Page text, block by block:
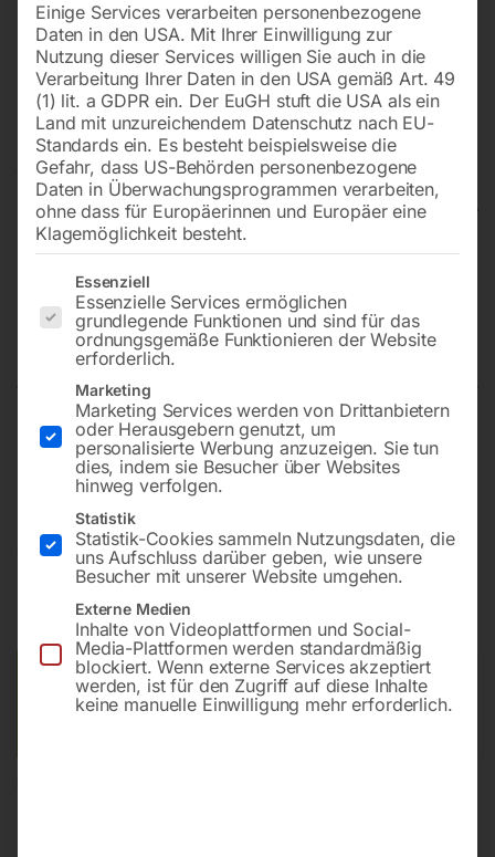
Gewindeschneidmaschine GS
1000-12 P
Schnelles und präzises Gewindeschneiden mit frei
positionierbarem Schwenkarm
720,00
Lieferzeit:
ca. 5 - 10 Werktage
Versandkosten Standard (Österreich):€40,00
Bitte beachten Sie: Die Versandkosten gelten für Österreich.
Einige Services verarbeiten personenbezogene
Daten in den USA. Mit Ihrer Einwilligung zur
Nutzung dieser Services willigen Sie auch in die
Verarbeitung Ihrer Daten in den USA gemäß Art. 49
(1) lit. a GDPR ein. Der EuGH stuft die USA als ein
Land mit unzureichendem Datenschutz nach EU-
Standards ein. Es besteht beispielsweise die
Gefahr, dass US-Behörden personenbezogene
Daten in Überwachungsprogrammen verarbeiten,
ohne dass für Europäerinnen und Europäer eine
Klagemöglichkeit besteht.
Es folgt eine Liste der Service-Gruppen, für die eine
Essenziell
Essenzielle Services ermöglichen
grundlegende Funktionen und sind für das
ordnungsgemäße Funktionieren der Website
erforderlich.
Marketing
Marketing Services werden von Drittanbietern
oder Herausgebern genutzt, um
personalisierte Werbung anzuzeigen. Sie tun
dies, indem sie Besucher über Websites
hinweg verfolgen.
Statistik
Statistik-Cookies sammeln Nutzungsdaten, die
uns Aufschluss darüber geben, wie unsere
Besucher mit unserer Website umgehen.
Externe Medien
Inhalte von Videoplattformen und Social-
Media-Plattformen werden standardmäßig
blockiert. Wenn externe Services akzeptiert
werden, ist für den Zugriff auf diese Inhalte
keine manuelle Einwilligung mehr erforderlich.